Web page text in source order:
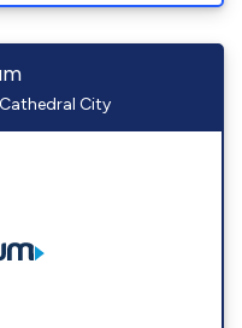
City